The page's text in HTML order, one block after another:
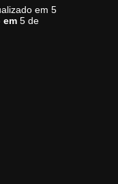
em 5
em 5 de